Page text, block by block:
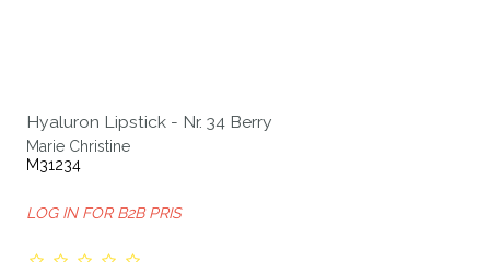
Hyaluron Lipstick - Nr. 34 Berry
Marie Christine
M31234
LOG IN FOR B2B PRIS